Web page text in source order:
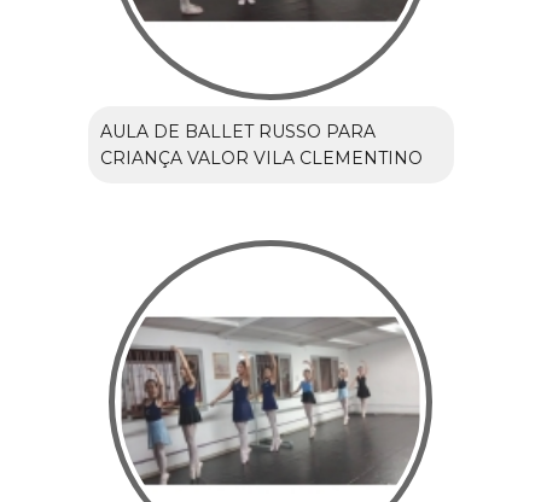
AULA DE BALLET RUSSO PARA
CRIANÇA VALOR VILA CLEMENTINO